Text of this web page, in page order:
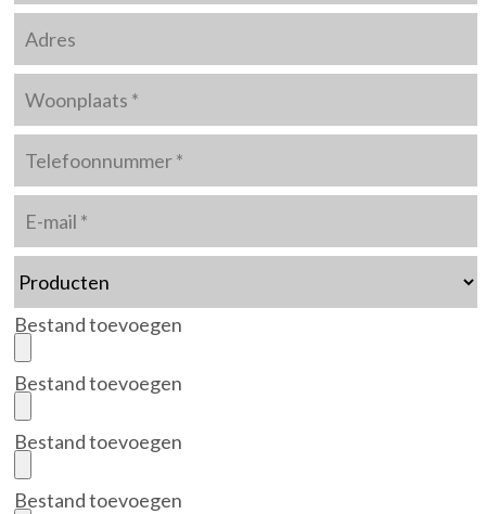
Bestand toevoegen
Bestand toevoegen
Bestand toevoegen
Bestand toevoegen